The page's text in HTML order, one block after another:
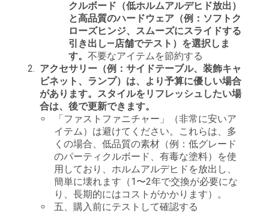
クルボード（低ホルムアルデヒド放出）
と高品質のハードウェア（例：ソフトク
ローズヒンジ、スムーズにスライドする
引き出し—店舗でテスト）を選択しま
す。 不要なアイテムを節約する
アクセサリー（例：サイドテーブル、装飾キャ
ビネット、ランプ）は、より予算に優しい場合
があります。スタイルをリフレッシュしたい場
合は、後で更新できます。
「ファストファニチャー」（非常に安いア
イテム）は避けてください。これらは、多
くの場合、低品質の素材（例：低グレード
のパーティクルボード、有毒な塗料）を使
用しており、ホルムアルデヒドを放出し、
簡単に壊れます（1〜2年で交換が必要にな
り、長期的にはコストがかかります）。
五、購入前にテストして確認する